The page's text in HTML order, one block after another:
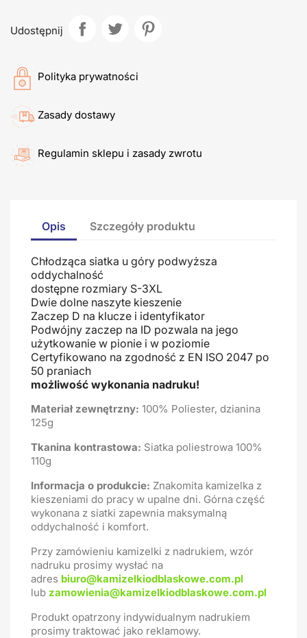
Udostępnij
Polityka prywatności
Zasady dostawy
Regulamin sklepu i zasady zwrotu
Opis Szczegóły produktu
Chłodząca siatka u góry podwyższa
oddychalność
dostępne rozmiary S-3XL
Dwie dolne naszyte kieszenie
Zaczep D na klucze i identyfikator
Podwójny zaczep na ID pozwala na jego
użytkowanie w pionie i w poziomie
Certyfikowano na zgodność z EN ISO 2047 po
50 praniach
możliwość wykonania nadruku!
Materiał zewnętrzny: 100% Poliester, dzianina
125g
Tkanina kontrastowa: Siatka poliestrowa 100%
110g
Informacja o produkcie: Znakomita kamizelka z
kieszeniami do pracy w upalne dni. Górna część
wykonana z siatki zapewnia maksymalną
oddychalność i komfort.
Przy zamówieniu kamizelki z nadrukiem, wzór
nadruku prosimy wysłać na
adres biuro@kamizelkiodblaskowe.com.pl
lub zamowienia@kamizelkiodblaskowe.com.pl
Produkt opatrzony indywidualnym nadrukiem
prosimy traktować jako reklamowy.